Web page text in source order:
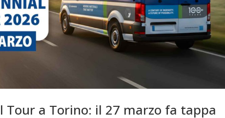
Tour a Torino: il 27 marzo fa tappa